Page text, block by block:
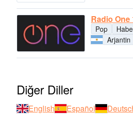
Radio One
Pop
Arjantin
Diğer Diller
English Español